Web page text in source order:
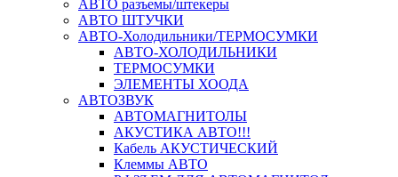
АВТО разъемы/штекеры
АВТО ШТУЧКИ
АВТО-Холодильники/ТЕРМОСУМКИ
АВТО-ХОЛОДИЛЬНИКИ
ТЕРМОСУМКИ
ЭЛЕМЕНТЫ ХООДА
АВТОЗВУК
АВТОМАГНИТОЛЫ
АКУСТИКА АВТО!!!
Кабель АКУСТИЧЕСКИЙ
Клеммы АВТО